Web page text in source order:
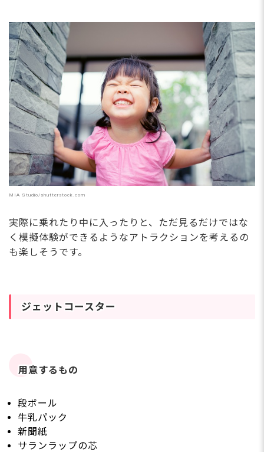
MIA Studio/shutterstock.com
実際に乗れたり中に入ったりと、ただ見るだけではな
く模擬体験ができるようなアトラクションを考えるの
も楽しそうです。
ジェットコースター
用意するもの
段ボール
牛乳パック
新聞紙
サランラップの芯